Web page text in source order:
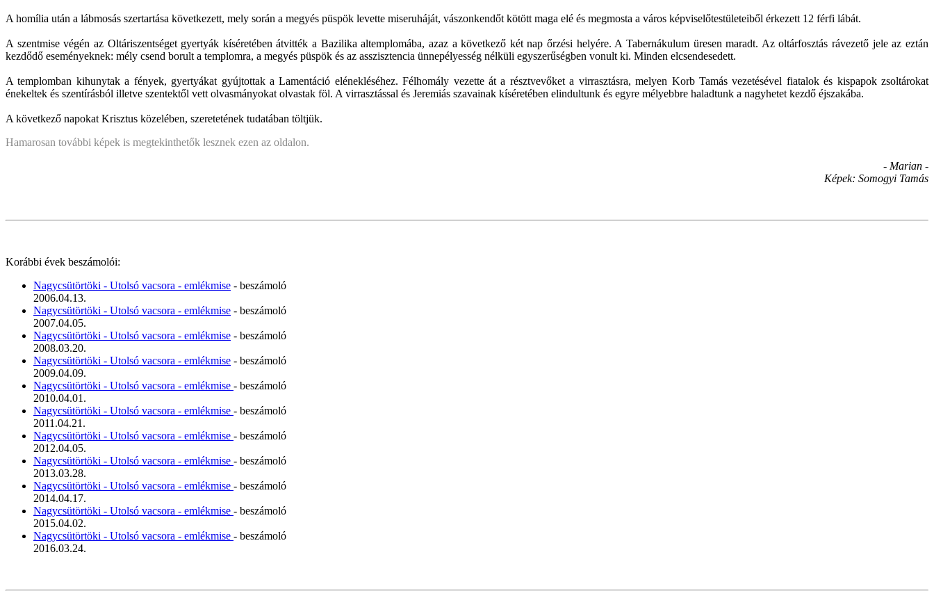
A homília után a lábmosás szertartása következett, mely során a megyés püspök levette miseruháját, vászonkendőt kötött maga elé és megmosta a város képviselőtestületeiből érkezett 12 férfi lábát.
A szentmise végén az Oltáriszentséget gyertyák kíséretében átvitték a Bazilika altemplomába, azaz a következő két nap őrzési helyére. A Tabernákulum üresen maradt. Az oltárfosztás rávezető jele az eztán
kezdődő eseményeknek: mély csend borult a templomra, a megyés püspök és az asszisztencia ünnepélyesség nélküli egyszerűségben vonult ki. Minden elcsendesedett.
A templomban kihunytak a fények, gyertyákat gyújtottak a Lamentáció elénekléséhez. Félhomály vezette át a résztvevőket a virrasztásra, melyen Korb Tamás vezetésével fiatalok és kispapok zsoltárokat
énekeltek és szentírásból illetve szentektől vett olvasmányokat olvastak föl. A virrasztással és Jeremiás szavainak kíséretében elindultunk és egyre mélyebbre haladtunk a nagyhetet kezdő éjszakába.
A következő napokat Krisztus közelében, szeretetének tudatában töltjük.
Hamarosan további képek is megtekinthetők lesznek ezen az oldalon.
- Marian -
Képek: Somogyi Tamás
Korábbi évek beszámolói:
Nagycsütörtöki - Utolsó vacsora - emlékmise - beszámoló
2006.04.13.
Nagycsütörtöki - Utolsó vacsora - emlékmise - beszámoló
2007.04.05.
Nagycsütörtöki - Utolsó vacsora - emlékmise - beszámoló
2008.03.20.
Nagycsütörtöki - Utolsó vacsora - emlékmise - beszámoló
2009.04.09.
Nagycsütörtöki - Utolsó vacsora - emlékmise - beszámoló
2010.04.01.
Nagycsütörtöki - Utolsó vacsora - emlékmise - beszámoló
2011.04.21.
Nagycsütörtöki - Utolsó vacsora - emlékmise - beszámoló
2012.04.05.
Nagycsütörtöki - Utolsó vacsora - emlékmise - beszámoló
2013.03.28.
Nagycsütörtöki - Utolsó vacsora - emlékmise - beszámoló
2014.04.17.
Nagycsütörtöki - Utolsó vacsora - emlékmise - beszámoló
2015.04.02.
Nagycsütörtöki - Utolsó vacsora - emlékmise - beszámoló
2016.03.24.